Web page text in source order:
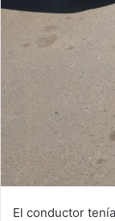
El conductor